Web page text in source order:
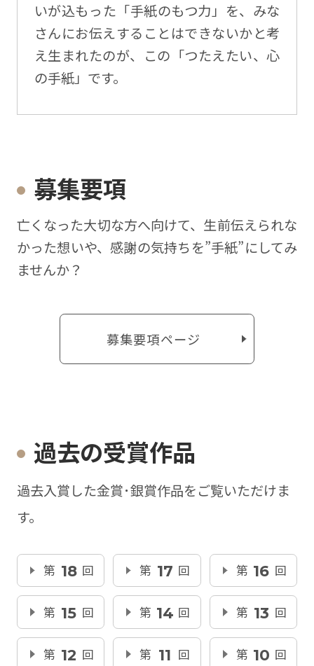
いが込もった「手紙のもつ力」を、みな
さんにお伝えすることはできないかと考
え生まれたのが、この「つたえたい、心
の手紙」です。
募集要項
亡くなった⼤切な⽅へ向けて、⽣前伝えられな
かった想いや、感謝の気持ちを”⼿紙”にしてみ
ませんか？
募集要項ページ
過去の受賞作品
過去入賞した金賞･銀賞作品をご覧いただけま
す。
第 18 回 第 17 回 第 16 回
第 15 回 第 14 回 第 13 回
第 12 回 第 11 回 第 10 回